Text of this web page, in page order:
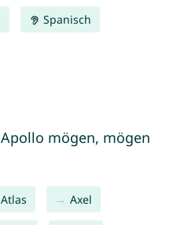
Spanisch
mögen, mögen
Atlas Axel